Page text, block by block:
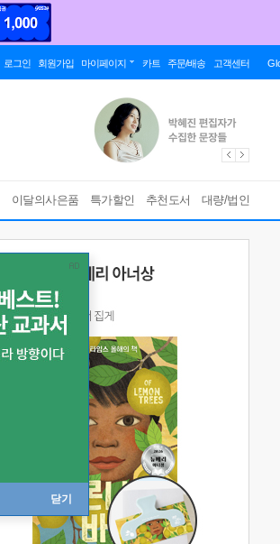
로그인 회원가입 마이페이지 카트 주문/배송 고객센터
이달의사은품 특가할인 추천도서 대량/법인
닫기